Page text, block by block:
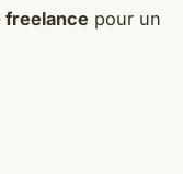
freelance pour un